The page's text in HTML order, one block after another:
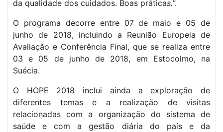
da qualidade dos cuidados. Boas práticas.”.
O programa decorre entre 07 de maio e 05 de
junho de 2018, incluindo a Reunião Europeia de
Avaliação e Conferência Final, que se realiza entre
03 e 05 de junho de 2018, em Estocolmo, na
Suécia.
O HOPE 2018 inclui ainda a exploração de
diferentes temas e a realização de visitas
relacionadas com a organização do sistema de
saúde e com a gestão diária do país e da